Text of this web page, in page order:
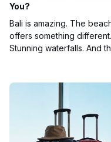
You?
Bali is amazing. The
offers something
Stunning waterfalls. And